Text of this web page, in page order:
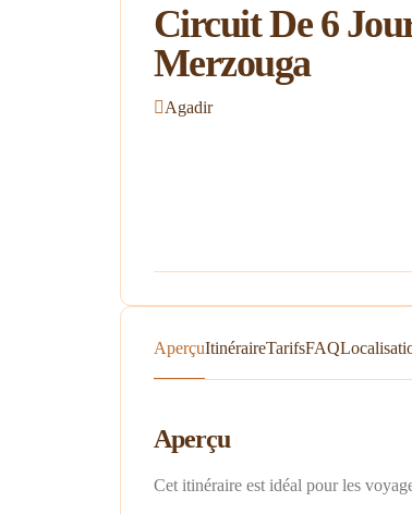
Circuit De 6
Merzouga
Agadir
AperçuItinéraireTarifsFAQ
Aperçu
Cet itinéraire est idéal pour les